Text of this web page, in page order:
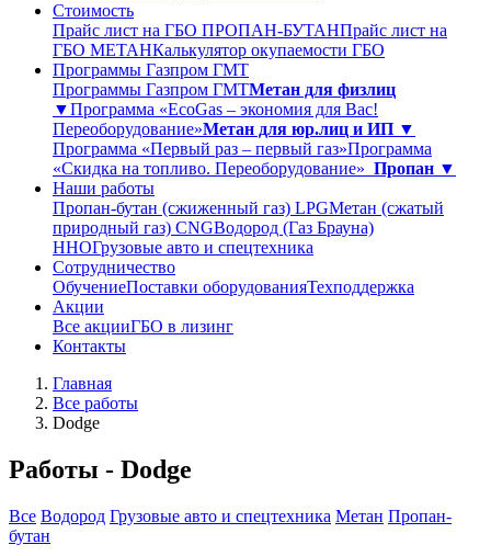
Стоимость
Прайс лист на ГБО ПРОПАН-БУТАНПрайс лист на
ГБО МЕТАНКалькулятор окупаемости ГБО
Программы Газпром ГМТ
Программы Газпром ГМТМетан для физлиц
▼Программа «EcoGas – экономия для Вас!
Переоборудование»Метан для юр.лиц и ИП ▼
Программа «Первый раз – первый газ»Программа
«Скидка на топливо. Переоборудование» Пропан ▼
Наши работы
Пропан-бутан (сжиженный газ) LPGМетан (сжатый
природный газ) CNGВодород (Газ Брауна)
ННОГрузовые авто и спецтехника
Сотрудничество
ОбучениеПоставки оборудованияТехподдержка
Акции
Все акцииГБО в лизинг
Контакты
Главная
Все работы
Dodge
Работы - Dodge
Все Водород Грузовые авто и спецтехника Метан Пропан-
бутан